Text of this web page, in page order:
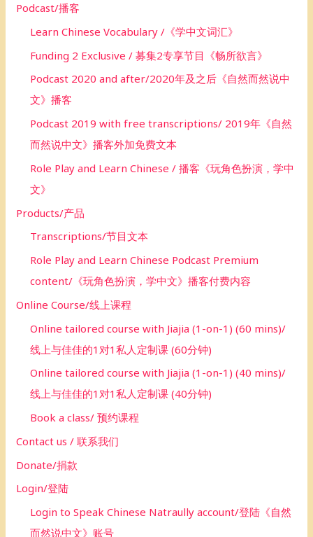
Podcast/播客
Learn Chinese Vocabulary /《学中文词汇》
Funding 2 Exclusive / 募集2专享节目《畅所欲言》
Podcast 2020 and after/2020年及之后《自然而然说中
文》播客
Podcast 2019 with free transcriptions/ 2019年《自然
而然说中文》播客外加免费文本
Role Play and Learn Chinese / 播客《玩角色扮演，学中
文》
Products/产品
Transcriptions/节目文本
Role Play and Learn Chinese Podcast Premium
content/《玩角色扮演，学中文》播客付费内容
Online Course/线上课程
Online tailored course with Jiajia (1-on-1) (60 mins)/
线上与佳佳的1对1私人定制课 (60分钟)
Online tailored course with Jiajia (1-on-1) (40 mins)/
线上与佳佳的1对1私人定制课 (40分钟)
Book a class/ 预约课程
Contact us / 联系我们
Donate/捐款
Login/登陆
Login to Speak Chinese Natraully account/登陆《自然
而然说中文》账号